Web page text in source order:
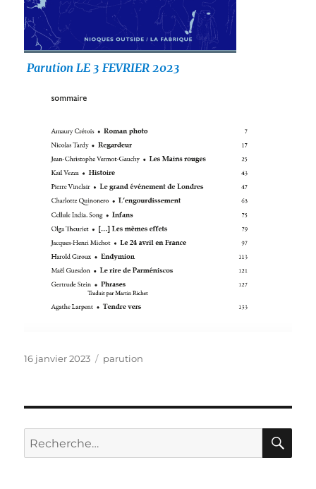
Parution LE 3 FEVRIER 2023
Publié
16 janvier 2023 Catégories
parution
Recherche
pour :